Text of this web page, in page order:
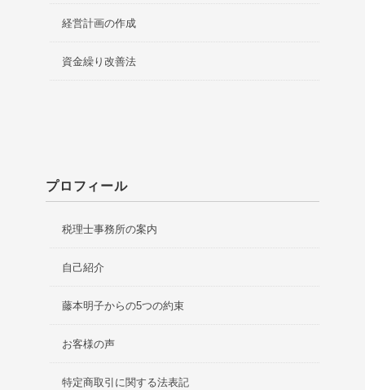
経営計画の作成
資金繰り改善法
プロフィール
税理士事務所の案内
自己紹介
藤本明子からの5つの約束
お客様の声
特定商取引に関する法表記